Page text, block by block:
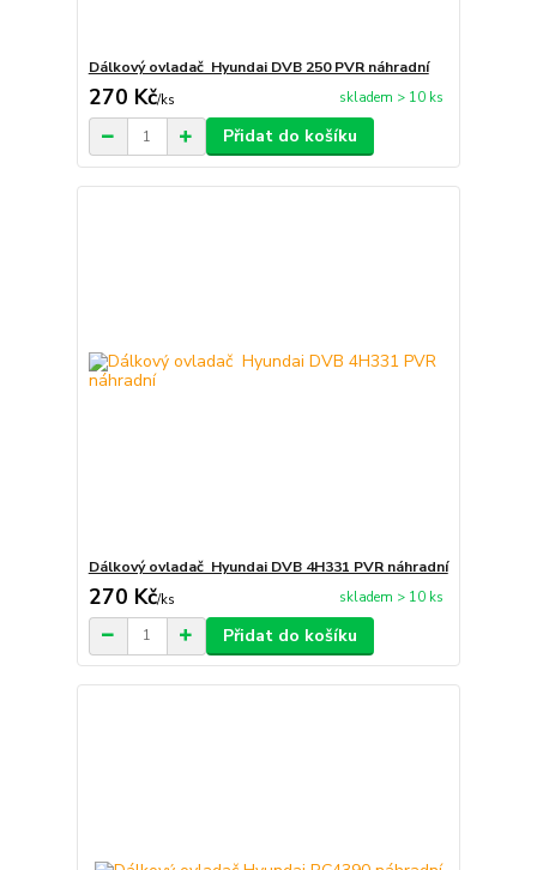
Dálkový ovladač Hyundai DVB 250 PVR náhradní
270 Kč/ks skladem > 10 ks
Přidat do košíku
Dálkový ovladač Hyundai DVB 4H331 PVR náhradní
270 Kč/ks skladem > 10 ks
Přidat do košíku